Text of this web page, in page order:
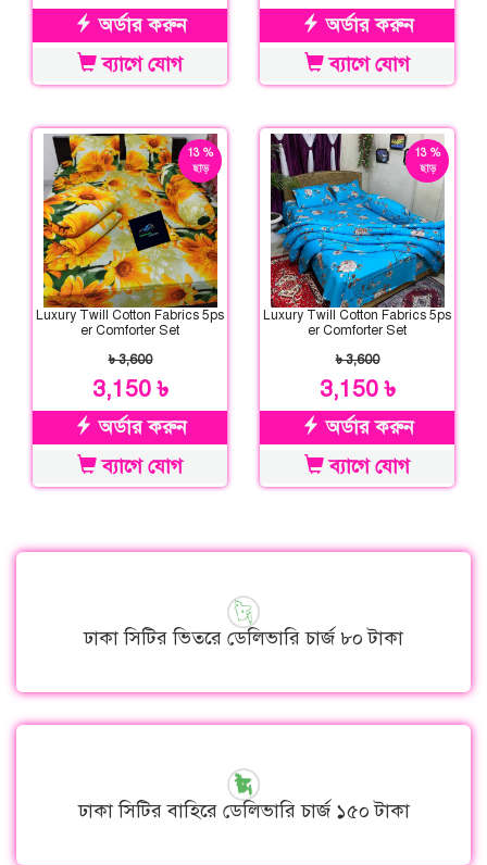
অর্ডার করুন
ব্যাগে যোগ
অর্ডার করুন
ব্যাগে যোগ
13 %
ছাড়
Luxury Twill Cotton Fabrics 5ps
er Comforter Set
৳ 3,600
3,150 ৳
অর্ডার করুন
ব্যাগে যোগ
13 %
ছাড়
Luxury Twill Cotton Fabrics 5ps
er Comforter Set
৳ 3,600
3,150 ৳
অর্ডার করুন
ব্যাগে যোগ
ঢাকা সিটির ভিতরে ডেলিভারি চার্জ ৮০ টাকা
ঢাকা সিটির বাহিরে ডেলিভারি চার্জ ১৫০ টাকা